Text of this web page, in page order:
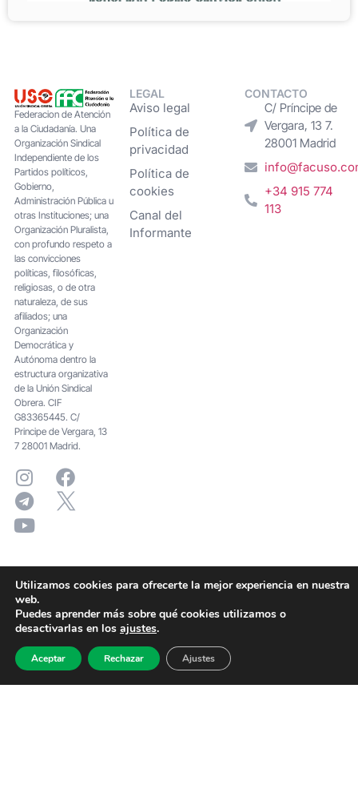
Federacion de Atención
a la Ciudadanía. Una
Organización Sindical
Independiente de los
Partidos políticos,
Gobierno,
Administración Pública u
otras Instituciones; una
Organización Pluralista,
con profundo respeto a
las convicciones
políticas, filosóficas,
religiosas, o de otra
naturaleza, de sus
afiliados; una
Organización
Democrática y
Autónoma dentro la
estructura organizativa
de la Unión Sindical
Obrera. CIF
G83365445. C/
Principe de Vergara, 13
7 28001 Madrid.
LEGAL
Aviso legal
Política de
privacidad
Política de
cookies
Canal del
Informante
CONTACTO
C/ Príncipe de
Vergara, 13 7.
28001 Madrid
+34 915 774
113
Utilizamos cookies para ofrecerte la mejor experiencia en nuestra
web.
Puedes aprender más sobre qué cookies utilizamos o
desactivarlas en los ajustes.
Aceptar Rechazar Ajustes